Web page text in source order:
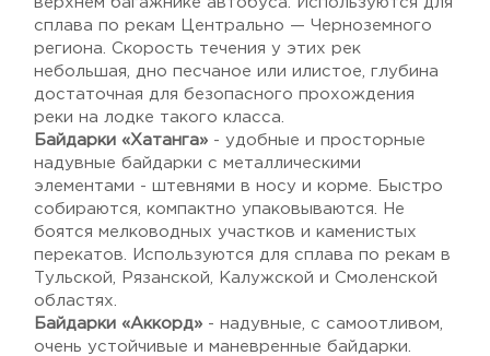
верхнем багажнике автобуса. Используются для
сплава по рекам Центрально — Черноземного
региона. Скорость течения у этих рек
небольшая, дно песчаное или илистое, глубина
достаточная для безопасного прохождения
реки на лодке такого класса.
Байдарки «Хатанга» - удобные и просторные
надувные байдарки с металлическими
элементами - штевнями в носу и корме. Быстро
собираются, компактно упаковываются. Не
боятся мелководных участков и каменистых
перекатов. Используются для сплава по рекам в
Тульской, Рязанской, Калужской и Смоленской
областях.
Байдарки «Аккорд» - надувные, с самоотливом,
очень устойчивые и маневренные байдарки.